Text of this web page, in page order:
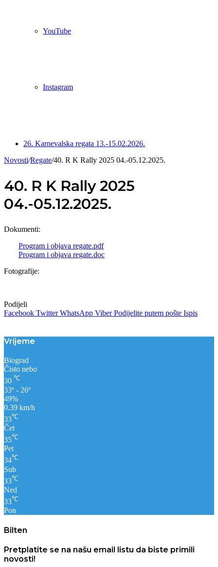
YouTube
Instagram
26. Karnevalska regata 13.-15.02.2026.
Novosti/Regate/40. R K Rally 2025 04.-05.12.2025.
40. R K Rally 2025
04.-05.12.2025.
Dokumenti:
Program i objava regate.pdf
Program i objava regate.doc
Fotografije:
Podijeli
Facebook Twitter WhatsApp Viber Podijelite putem pošte Ispis
Vrijeme
Biograd
Čisto nebo
30 ℃
33º - 26º
49%
0.39 km/h
33℃
Čet
35℃
Pet
34℃
Sub
33℃
Ned
33℃
Pon
Bilten
Pretplatite se na našu email listu da biste primili
novosti!